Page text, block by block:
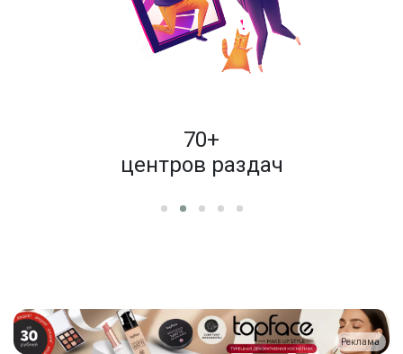
70+
центров раздач
Реклама